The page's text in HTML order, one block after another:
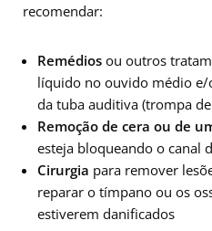
recomendar:
Remédios ou outros
líquido no ouvido médio
da tuba auditiva (trompa
Remoção de cera ou de
esteja bloqueando o canal
Cirurgia para remover
reparar o tímpano ou os
estiverem danificados